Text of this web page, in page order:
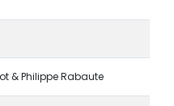
& Philippe Rabaute